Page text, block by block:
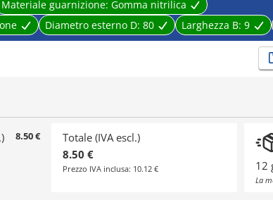
Materiale guarnizione: Gomma nitrilica
Diametro esterno D: 80 Larghezza B: 9
8.50 €
Totale (IVA escl.)
8.50 €
Prezzo IVA inclusa: 10.12 €
12
La